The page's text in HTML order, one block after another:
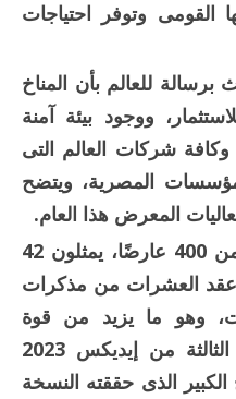
وتوفر احتياجات
للعالم بأن المناخ
ووجود بيئة آمنة
شركات العالم التى
المصرية، ويتضح
المعرض هذا العام.
فقد بلغ عدد العارضين أكثر من 400 عارضًا، يمثلون 42
شهد عقد العشرات من مذكرات
وهو ما يزيد من قوة
المعرض وينبئ بأن النسخة الثالثة من إيديكس 2023
الذى حققته النسخة